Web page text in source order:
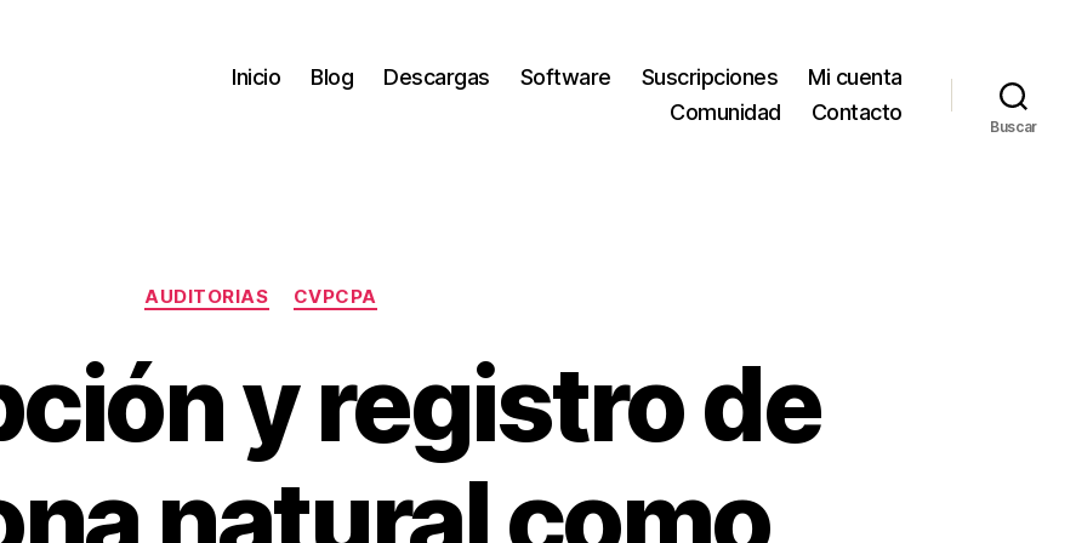
Inicio Blog Descargas Software Suscripciones
Mi cuenta
Comunidad
Contacto
Buscar
Categorías
AUDITORIAS CVPCPA
y registro de